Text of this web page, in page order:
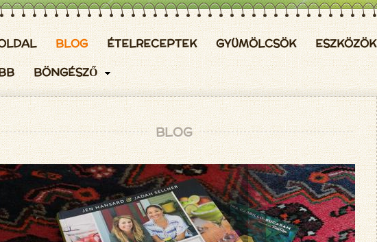
BLOG ÉTELRECEPTEK GYÜMÖLCSÖK ESZKÖZÖK
BÖNGÉSZŐ
BLOG